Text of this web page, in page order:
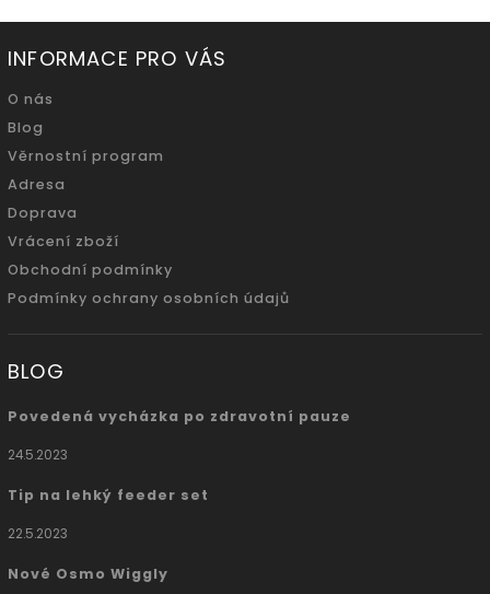
INFORMACE PRO VÁS
O nás
Blog
Věrnostní program
Adresa
Doprava
Vrácení zboží
Obchodní podmínky
Podmínky ochrany osobních údajů
BLOG
Povedená vycházka po zdravotní pauze
24.5.2023
Tip na lehký feeder set
22.5.2023
Nové Osmo Wiggly